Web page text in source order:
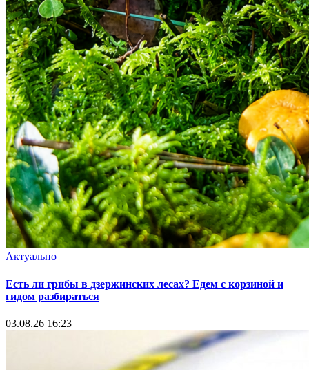
Актуально
Есть ли грибы в дзержинских лесах? Едем с корзиной и
гидом разбираться
03.08.26 16:23